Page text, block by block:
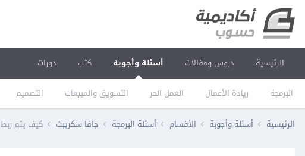
الرئيسية دروس ومقالات أسئلة وأجوبة
البرمجة ريادة الأعمال العمل الحر التسويق والمبيعات التصميم
كتب دورات
الرئيسية أسئلة وأجوبة الأقسام أسئلة البرمجة جافا سكريبت كيف يتم ربط CSS و HTML و Javascript